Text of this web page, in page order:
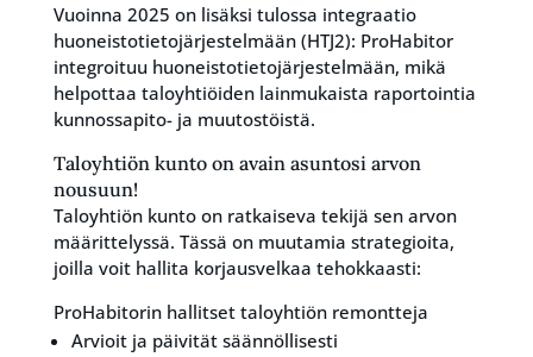
Vuoinna 2025 on lisäksi tulossa integraatio
huoneistotietojärjestelmään (HTJ2): ProHabitor
integroituu huoneistotietojärjestelmään, mikä
helpottaa taloyhtiöiden lainmukaista raportointia
kunnossapito- ja muutostöistä.
Taloyhtiön kunto on avain asuntosi arvon
nousuun!
Taloyhtiön kunto on ratkaiseva tekijä sen arvon
määrittelyssä. Tässä on muutamia strategioita,
joilla voit hallita korjausvelkaa tehokkaasti:
ProHabitorin hallitset taloyhtiön remontteja
Arvioit ja päivität säännöllisesti